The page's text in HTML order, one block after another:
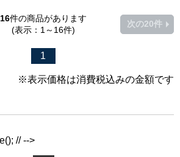
16件の商品があります
(表示：1～16件)
1
次の20件
※表示価格は消費税込みの金額です